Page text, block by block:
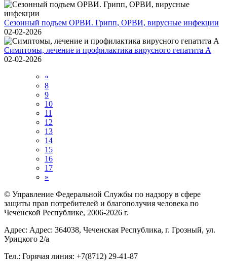
Сезонный подъем ОРВИ. Грипп, ОРВИ, вирусные инфекции
02-02-2026
Симптомы, лечение и профилактика вирусного гепатита А
02-02-2026
«
8
9
10
11
12
13
14
15
16
17
»
© Управление Федеральной Службы по надзору в сфере
защиты прав потребителей и благополучия человека по
Чеченской Республике, 2006-2026 г.
Адрес: Адрес: 364038, Чеченская Республика, г. Грозный, ул.
Урицкого 2/а
Тел.: Горячая линия: +7(8712) 29-41-87